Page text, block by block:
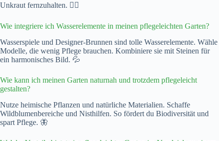
Unkraut fernzuhalten. 🚶‍♂️
Wie integriere ich Wasserelemente in meinen pflegeleichten Garten?
Wasserspiele und Designer-Brunnen sind tolle Wasserelemente. Wähle
Modelle, die wenig Pflege brauchen. Kombiniere sie mit Steinen für
ein harmonisches Bild. 💦
Wie kann ich meinen Garten naturnah und trotzdem pflegeleicht
gestalten?
Nutze heimische Pflanzen und natürliche Materialien. Schaffe
Wildblumenbereiche und Nisthilfen. So fördert du Biodiversität und
spart Pflege. 🦋